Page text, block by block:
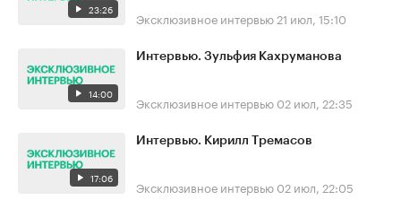
23:26 Эксклюзивное интервью 21 июл, 15:10
14:00
Интервью. Зульфия Кахруманова
Эксклюзивное интервью 02 июл, 22:35
17:06
Интервью. Кирилл Тремасов
Эксклюзивное интервью 02 июл, 22:05